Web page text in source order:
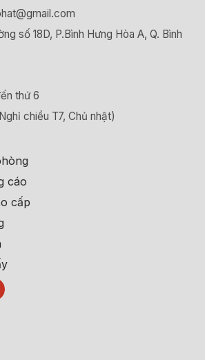
số 18D, P.Bình Hưng Hòa A, Q. Bình
thứ 6
chiều T7, Chủ nhật)
cáo
cấp